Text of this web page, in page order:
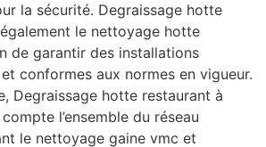
la sécurité. Degraissage hotte
le nettoyage hotte
de garantir des installations
conformes aux normes en vigueur.
Degraissage hotte restaurant à
l’ensemble du réseau
le nettoyage gaine vmc et